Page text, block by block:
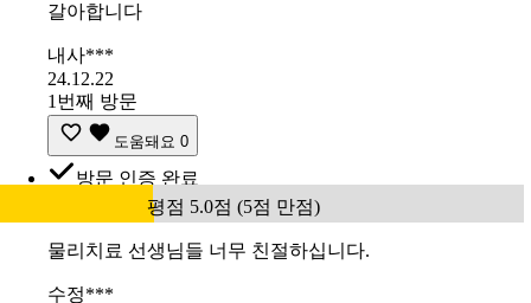
갈아합니다
내사***
24.12.22
1번째 방문
도움돼요 0
방문 인증 완료
평점 5.0점 (5점 만점)
물리치료 선생님들 너무 친절하십니다.
수정***